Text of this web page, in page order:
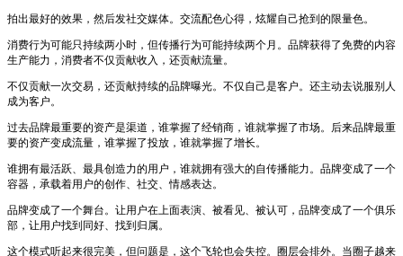
拍出最好的效果，然后发社交媒体。交流配色心得，炫耀自己抢到的限量色。
消费行为可能只持续两小时，但传播行为可能持续两个月。品牌获得了免费的内容
生产能力，消费者不仅贡献收入，还贡献流量。
不仅贡献一次交易，还贡献持续的品牌曝光。不仅自己是客户。还主动去说服别人
成为客户。
过去品牌最重要的资产是渠道，谁掌握了经销商，谁就掌握了市场。后来品牌最重
要的资产变成流量，谁掌握了投放，谁就掌握了增长。
谁拥有最活跃、最具创造力的用户，谁就拥有强大的自传播能力。品牌变成了一个
容器，承载着用户的创作、社交、情感表达。
品牌变成了一个舞台。让用户在上面表演、被看见、被认可，品牌变成了一个俱乐
部，让用户找到同好、找到归属。
这个模式听起来很完美，但问题是，这个飞轮也会失控。圈层会排外。当圈子越来